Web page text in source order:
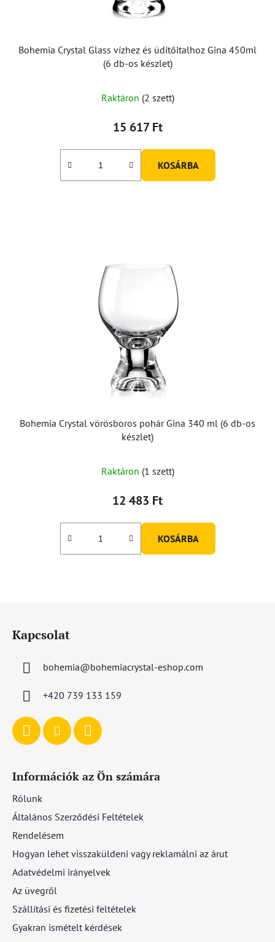
Bohemia Crystal Glass vízhez és üdítőitalhoz Gina 450ml
(6 db-os készlet)
Raktáron (2 szett)
15 617 Ft
KOSÁRBA
Bohemia Crystal vörösboros pohár Gina 340 ml (6 db-os
készlet)
Raktáron (1 szett)
12 483 Ft
KOSÁRBA
Kapcsolat
bohemia@bohemiacrystal-eshop.com
+420 739 133 159
Információk az Ön számára
Rólunk
Általános Szerződési Feltételek
Rendelésem
Hogyan lehet visszaküldeni vagy reklamálni az árut
Adatvédelmi irányelvek
Az üvegről
Szállítási és fizetési feltételek
Gyakran ismételt kérdések